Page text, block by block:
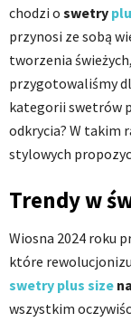
chodzi o swetry
przynosi ze sobą
tworzenia
przygotowaliśmy
kategorii swetrów
odkrycia? W takim
stylowych
Trendy w
Wiosna 2024 roku
które
swetry plus size
wszystkim